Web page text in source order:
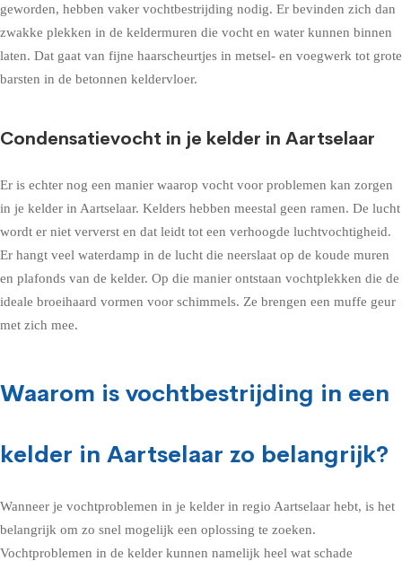
geworden, hebben vaker vochtbestrijding nodig. Er bevinden zich dan
zwakke plekken in de keldermuren die vocht en water kunnen binnen
laten. Dat gaat van fijne haarscheurtjes in metsel- en voegwerk tot grote
barsten in de betonnen keldervloer.
Condensatievocht in je kelder in Aartselaar
Er is echter nog een manier waarop vocht voor problemen kan zorgen
in je kelder in Aartselaar. Kelders hebben meestal geen ramen. De lucht
wordt er niet ververst en dat leidt tot een verhoogde luchtvochtigheid.
Er hangt veel waterdamp in de lucht die neerslaat op de koude muren
en plafonds van de kelder. Op die manier ontstaan vochtplekken die de
ideale broeihaard vormen voor schimmels. Ze brengen een muffe geur
met zich mee.
Waarom is vochtbestrijding in een
kelder in Aartselaar zo belangrijk?
Wanneer je vochtproblemen in je kelder in regio Aartselaar hebt, is het
belangrijk om zo snel mogelijk een oplossing te zoeken.
Vochtproblemen in de kelder kunnen namelijk heel wat schade